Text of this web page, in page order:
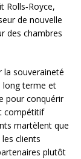
Rolls‑Royce,
de nouvelle
des chambres
la souveraineté
long terme et
pour conquérir
compétitif
martèlent que
clients
plutôt